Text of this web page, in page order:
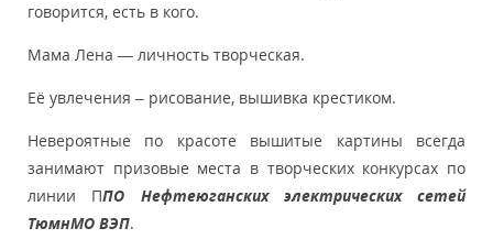
говорится, есть в кого.
Мама Лена — личность творческая.
Её увлечения – рисование, вышивка крестиком.
Невероятные по красоте вышитые картины всегда
занимают призовые места в творческих конкурсах по
линии ППО Нефтеюганских электрических сетей
ТюмнМО ВЭП.